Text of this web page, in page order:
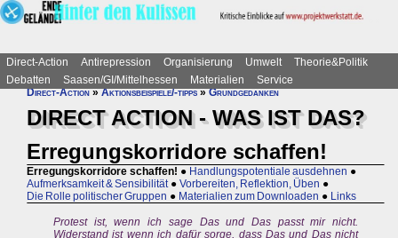
Direct-Action Antirepression Organisierung Umwelt
Theorie&Politik
Debatten
Saasen/GI/Mittelhessen Materialien
Service
Direct-Action»Aktionsbeispiele/-tipps»Grundgedanken
DIRECT ACTION - WAS IST DAS?
Erregungskorridore schaffen!
Erregungskorridore schaffen! ● Handlungspotentiale ausdehnen ●
Aufmerksamkeit & Sensibilität ● Vorbereiten, Reflektion, Üben ●
Die Rolle politischer Gruppen ● Materialien zum Downloaden ● Links
Protest ist, wenn ich sage Das und Das passt mir nicht.
Widerstand ist wenn ich dafür sorge, dass Das und Das nicht